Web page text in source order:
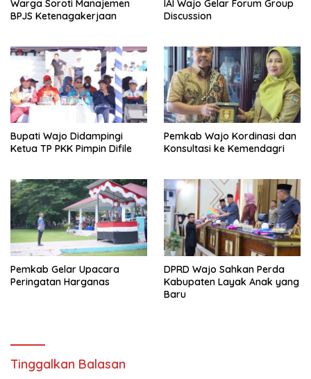
Warga Soroti Manajemen
BPJS Ketenagakerjaan
IAI Wajo Gelar Forum Group
Discussion
Bupati Wajo Didampingi
Ketua TP PKK Pimpin Difile
Pemkab Wajo Kordinasi dan
Konsultasi ke Kemendagri
Pemkab Gelar Upacara
Peringatan Harganas
DPRD Wajo Sahkan Perda
Kabupaten Layak Anak yang
Baru
Tinggalkan Balasan